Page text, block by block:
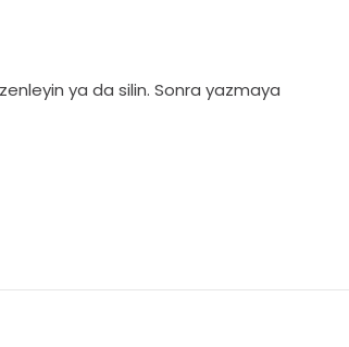
ya da silin. Sonra yazmaya